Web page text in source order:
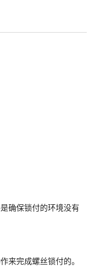
确保锁付的环境没有
来完成螺丝锁付的。